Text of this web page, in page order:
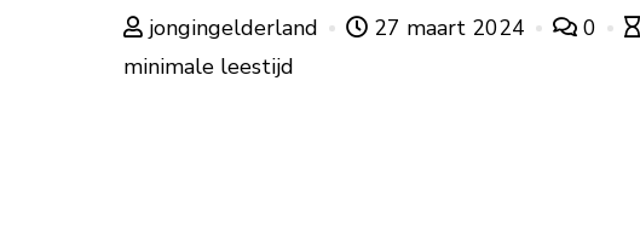
jongingelderland 27 maart 2024 0
minimale leestijd